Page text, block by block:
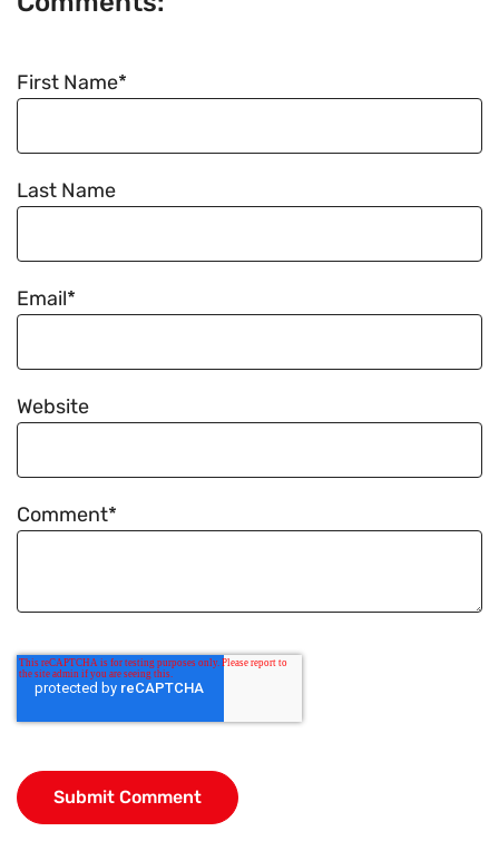
First Name*
Last Name
Email*
Website
Comment*